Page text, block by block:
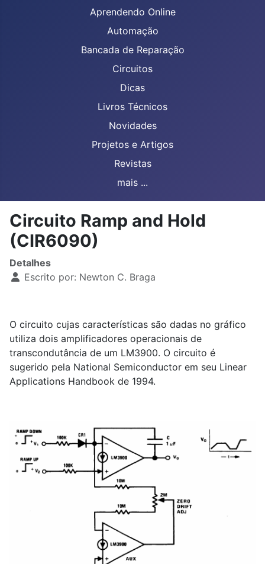
Aprendendo Online
Automação
Bancada de Reparação
Circuitos
Dicas
Livros Técnicos
Novidades
Projetos e Artigos
Revistas
mais ...
Circuito Ramp and Hold
(CIR6090)
Detalhes
Escrito por: Newton C. Braga
O circuito cujas características são dadas no gráfico
utiliza dois amplificadores operacionais de
transcondutância de um LM3900. O circuito é
sugerido pela National Semiconductor em seu Linear
Applications Handbook de 1994.